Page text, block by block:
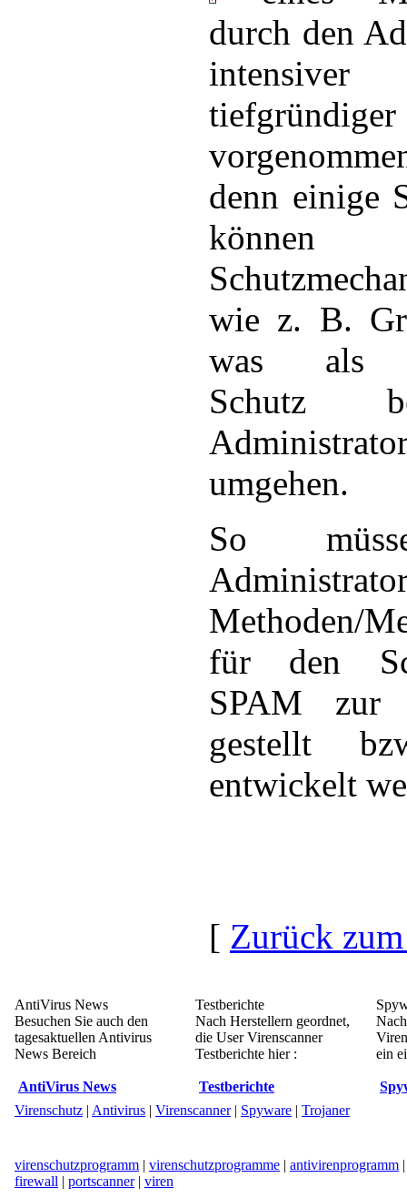
durch den
tiefgründiger
denn einige
können
wie z. B.
was als
Schutz
umgehen.
So
Methoden/
für den
SPAM zur
gestellt
entwickelt
[ Zurück
AntiVirus News
Besuchen Sie auch den
tagesaktuellen Antivirus
News Bereich
AntiVirus News
Testberichte
Nach Herstellern geordnet,
die User Virenscanner
Testberichte hier :
Testberichte
ein
Virenschutz | Antivirus | Virenscanner| Spyware | Trojaner
virenschutzprogramm | virenschutzprogramme | antivirenprogramm
firewall | portscanner| viren